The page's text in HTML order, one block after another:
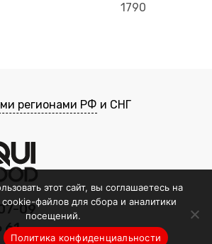
1790
регионами РФ и СНГ
09
61
этот сайт, вы соглашаетесь на
файлов для сбора и аналитики
посещений.
Политика конфиденциальности